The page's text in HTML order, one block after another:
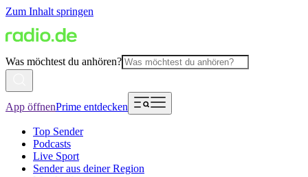
Zum Inhalt springen
Was möchtest du anhören?
App öffnenPrime entdecken
Top Sender
Podcasts
Live Sport
Sender aus deiner Region